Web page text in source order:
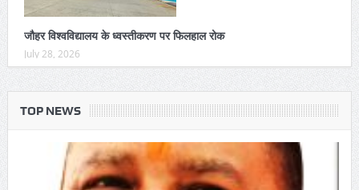
जौहर विश्वविद्यालय के ध्वस्तीकरण पर फिलहाल रोक
July 28, 2026
TOP NEWS